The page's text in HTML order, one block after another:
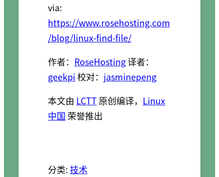
via:
https://www.rosehosting.com
/blog/linux-find-file/
作者： RoseHosting译者：
geekpi校对： jasminepeng
本文由 LCTT原创编译， Linux
中国 荣誉推出
分类:技术